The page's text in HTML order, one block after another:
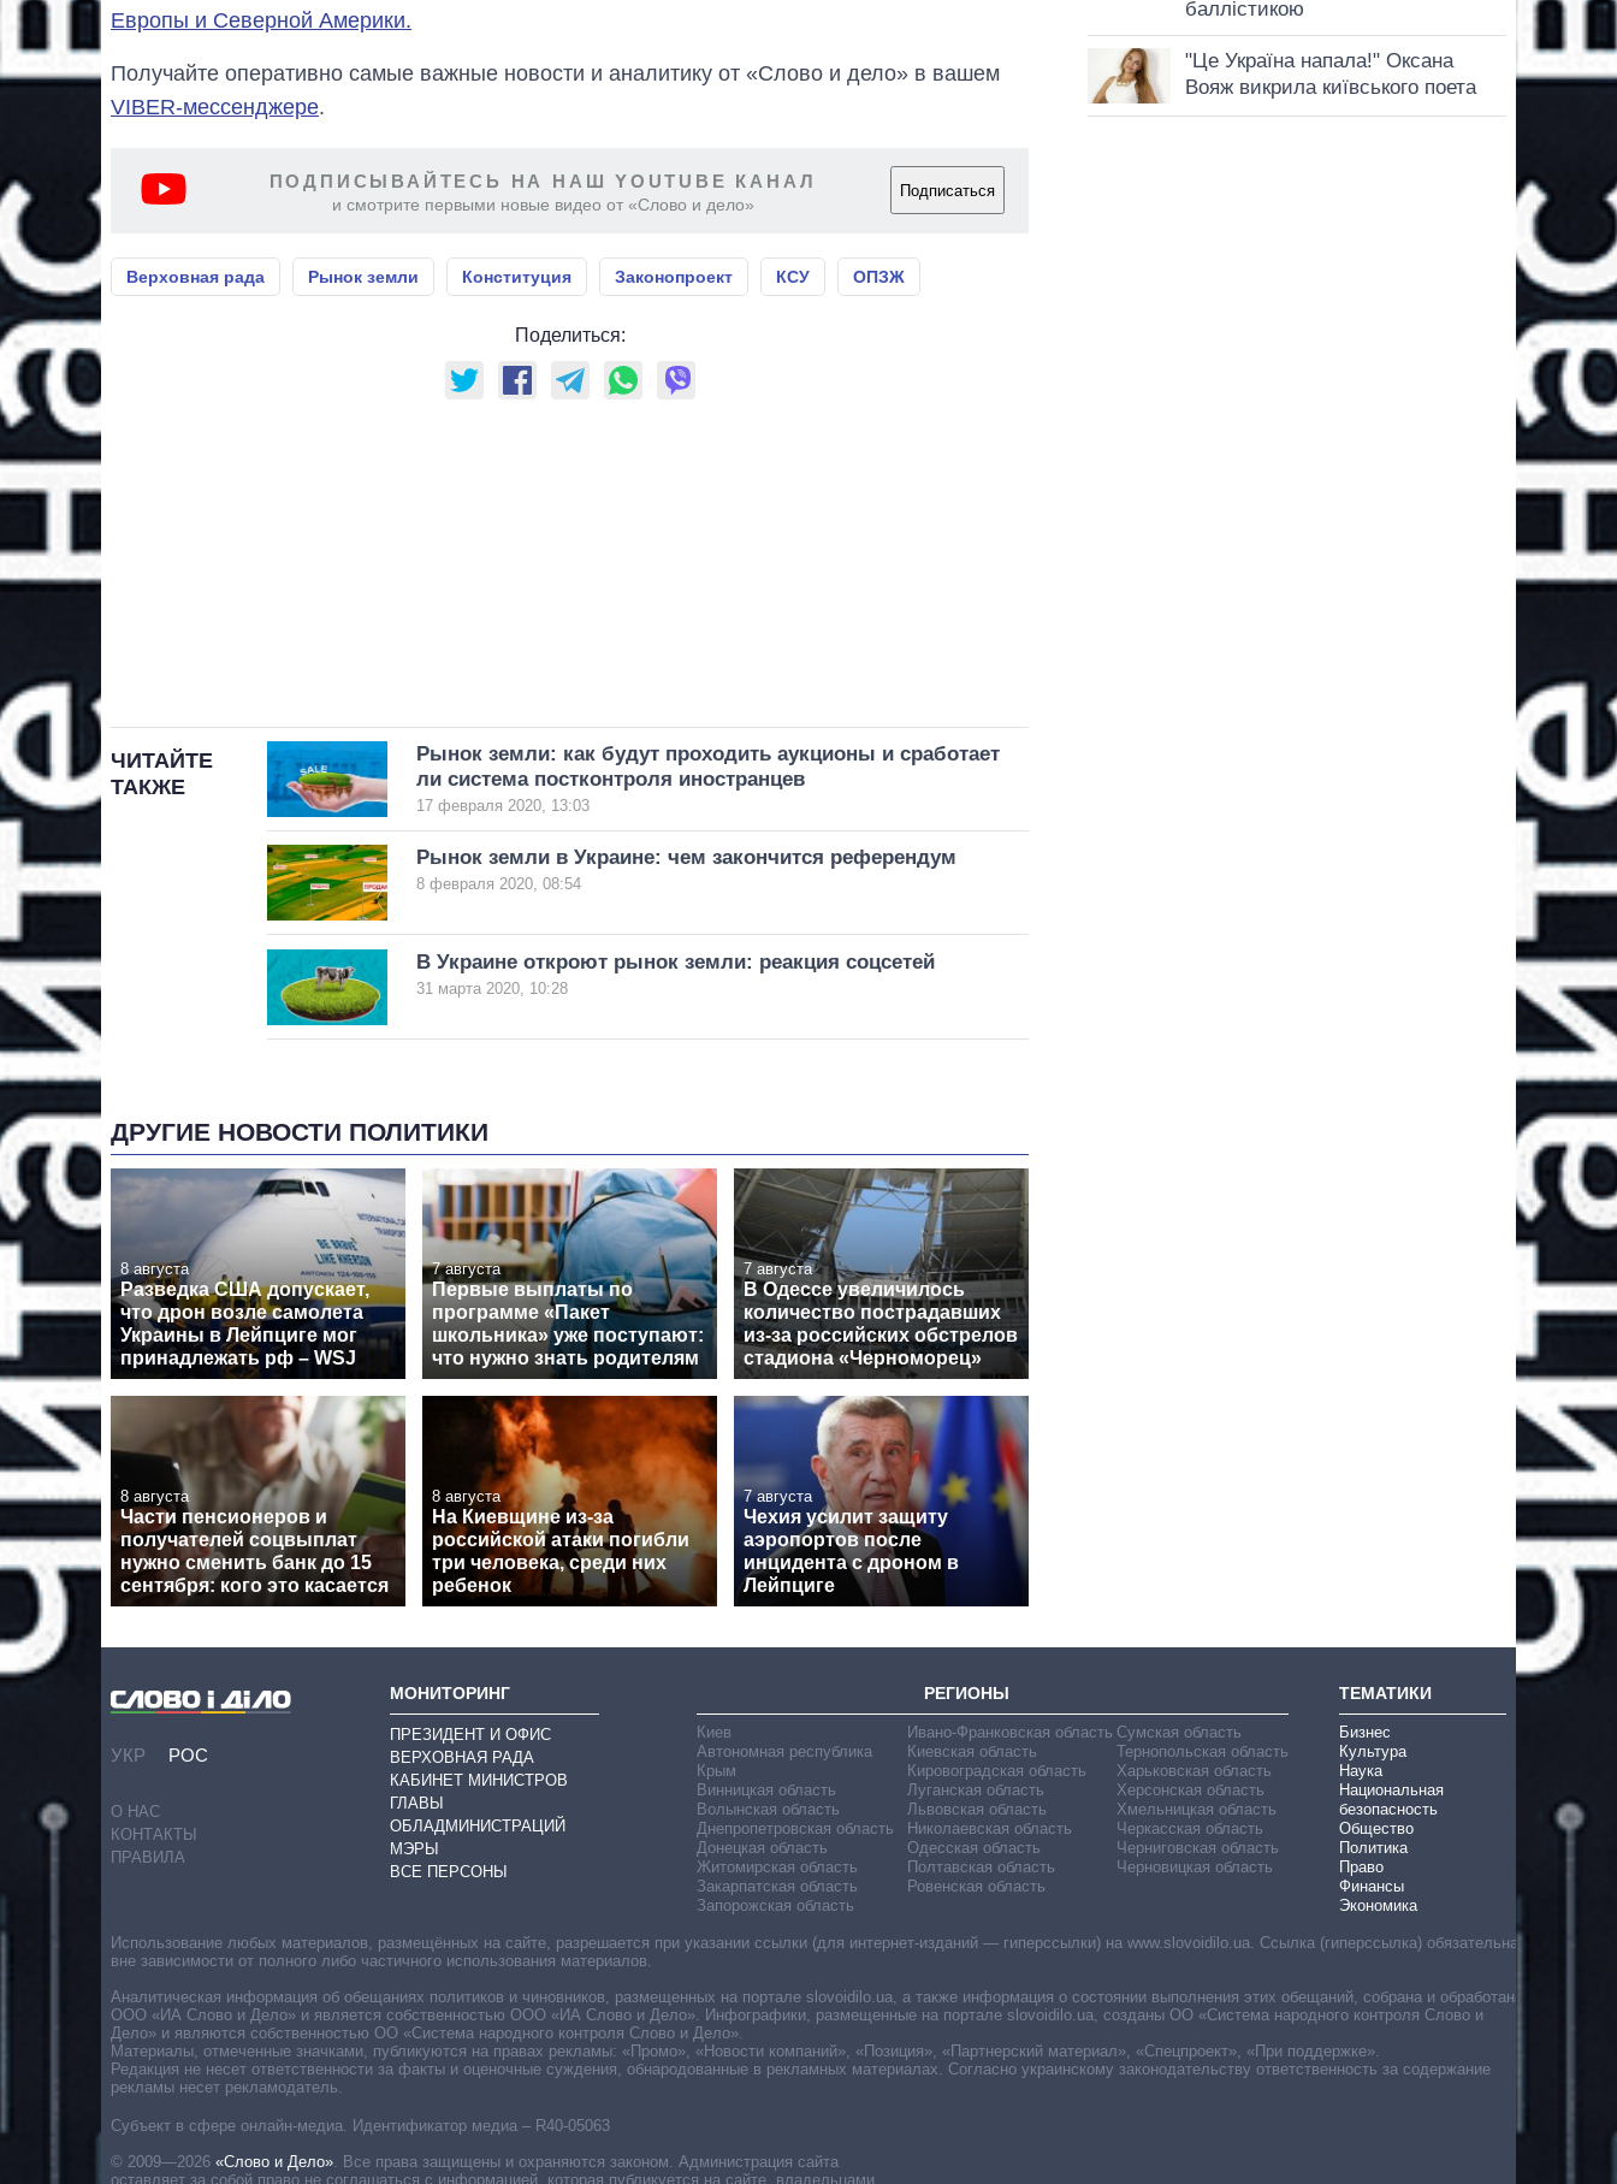
Европы и Северной Америки.
Получайте оперативно самые важные новости и аналитику от «Слово и дело» в вашем
VIBER-мессенджере.
ПОДПИСЫВАЙТЕСЬ НА НАШ YOUTUBE КАНАЛ
и смотрите первыми новые видео от «Слово и дело»
Подписаться
Верховная рада Рынок земли Конституция Законопроект КСУ ОПЗЖ
Поделиться:
ЧИТАЙТЕ
ТАКЖЕ
Рынок земли: как будут проходить аукционы и сработает
ли система постконтроля иностранцев
17 февраля 2020, 13:03
Рынок земли в Украине: чем закончится референдум
8 февраля 2020, 08:54
В Украине откроют рынок земли: реакция соцсетей
31 марта 2020, 10:28
ДРУГИЕ НОВОСТИ ПОЛИТИКИ
8 августа
Разведка США допускает,
что дрон возле самолета
Украины в Лейпциге мог
принадлежать рф – WSJ
7 августа
Первые выплаты по
программе «Пакет
школьника» уже поступают:
что нужно знать родителям
7 августа
В Одессе увеличилось
количество пострадавших
из-за российских обстрелов
стадиона «Черноморец»
8 августа
Части пенсионеров и
получателей соцвыплат
нужно сменить банк до 15
сентября: кого это касается
8 августа
На Киевщине из-за
российской атаки погибли
три человека, среди них
ребенок
7 августа
Чехия усилит защиту
аэропортов после
инцидента с дроном в
Лейпциге
УКР РОС
О НАС
КОНТАКТЫ
ПРАВИЛА
МОНИТОРИНГ
ПРЕЗИДЕНТ И ОФИС
ВЕРХОВНАЯ РАДА
КАБИНЕТ МИНИСТРОВ
ГЛАВЫ
ОБЛАДМИНИСТРАЦИЙ
МЭРЫ
ВСЕ ПЕРСОНЫ
РЕГИОНЫ
Киев
Автономная республика
Крым
Винницкая область
Волынская область
Днепропетровская область
Донецкая область
Житомирская область
Закарпатская область
Запорожская область
Ивано-Франковская область
Киевская область
Кировоградская область
Луганская область
Львовская область
Николаевская область
Одесская область
Полтавская область
Ровенская область
Сумская область
Тернопольская область
Харьковская область
Херсонская область
Хмельницкая область
Черкасская область
Черниговская область
Черновицкая область
ТЕМАТИКИ
Бизнес
Культура
Наука
Национальная
безопасность
Общество
Политика
Право
Финансы
Экономика
Субъект в сфере онлайн-медиа. Идентификатор медиа – R40-05063
© 2009—2026 «Слово и Дело». Все права защищены и охраняются законом. Администрация сайта
оставляет за собой право не соглашаться с информацией, которая публикуется на сайте, владельцами
Использование любых материалов, размещённых на сайте, разрешается при указании ссылки (для интернет-изданий — гиперссылки) на www.slovoidilo.ua. Ссылка (гиперссылка) обязательна
вне зависимости от полного либо частичного использования материалов.
Аналитическая информация об обещаниях политиков и чиновников, размещенных на портале slovoidilo.ua, а также информация о состоянии выполнения этих обещаний, собрана и обработана
ООО «ИА Слово и Дело» и является собственностью ООО «ИА Слово и Дело». Инфографики, размещенные на портале slovoidilo.ua, созданы ОО «Система народного контроля Слово и
Дело» и являются собственностью ОО «Система народного контроля Слово и Дело».
Материалы, отмеченные значками, публикуются на правах рекламы: «Промо», «Новости компаний», «Позиция», «Партнерский материал», «Спецпроект», «При поддержке».
Редакция не несет ответственности за факты и оценочные суждения, обнародованные в рекламных материалах. Согласно украинскому законодательству ответственность за содержание
рекламы несет рекламодатель.